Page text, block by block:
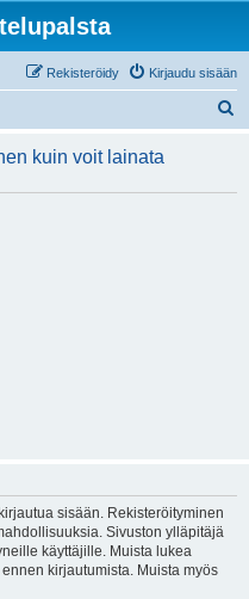
Kirjaudu sisään
Rekisteröidy
i
kuin voit lainata
sisään. Rekisteröityminen
Sivuston ylläpitäjä
käyttäjille. Muista lukea
kirjautumista. Muista myös